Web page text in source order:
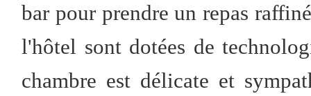
bar pour prendre un repas
l'hôtel sont dotées de
chambre est délicate et